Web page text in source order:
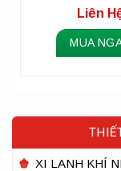
Liên
MUA
XI LANH KHÍ